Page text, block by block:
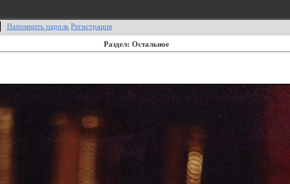
Напомнить пароль Регистрация
Раздел: Остальное